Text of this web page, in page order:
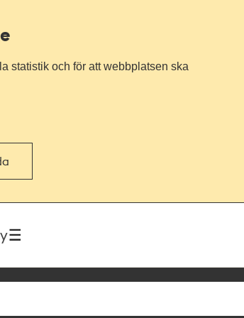
statistik och för att webbplatsen ska